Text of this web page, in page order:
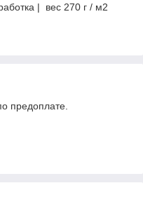
| вес 270 г / м2
предоплате.